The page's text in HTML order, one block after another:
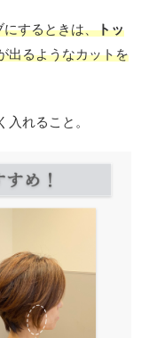
するときは、トッ
出るようなカットを
れること。